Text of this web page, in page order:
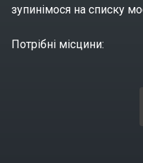
зупинімося на списку
Потрібні місцини: